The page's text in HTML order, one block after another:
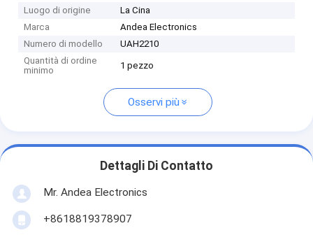
Luogo di origine
La Cina
Marca
Andea Electronics
Numero di modello
UAH2210
Quantità di ordine
minimo
1 pezzo
Osservi più
Dettagli Di Contatto
Mr. Andea Electronics
+8618819378907